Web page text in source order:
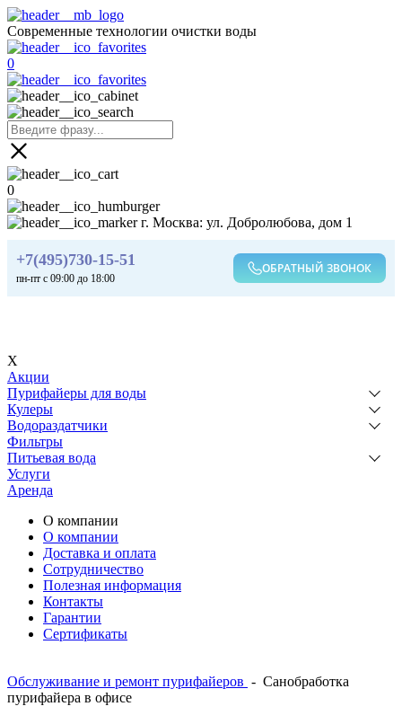
Современные технологии очистки воды
0
0
г. Москва: ул. Добролюбова, дом 1
+7(495)730-15-51
пн-пт с 09:00 до 18:00
ОБРАТНЫЙ ЗВОНОК
X
Акции
Пурифайеры для воды
Кулеры
Водораздатчики
Фильтры
Питьевая вода
Услуги
Аренда
О компании
О компании
Доставка и оплата
Сотрудничество
Полезная информация
Контакты
Гарантии
Сертификаты
Обслуживание и ремонт пурифайеров - Санобработка
пурифайера в офисе